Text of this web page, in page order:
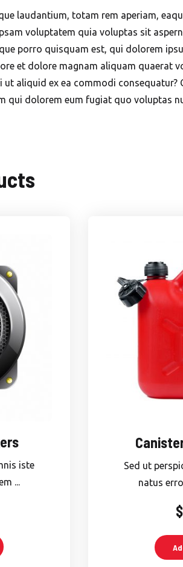
laudantium, totam rem aperiam,
voluptatem quia voluptas sit
porro quisquam est, qui dolorem
et dolore magnam aliquam quaerat
aliquid ex ea commodi consequatur?
qui dolorem eum fugiat quo voluptas
iste
...
Sed ut
natus
$